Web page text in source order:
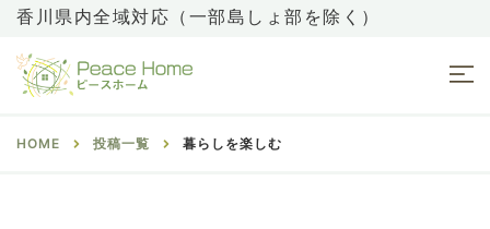
香川県内全域対応（一部島しょ部を除く）
HOME 投稿一覧 暮らしを楽しむ